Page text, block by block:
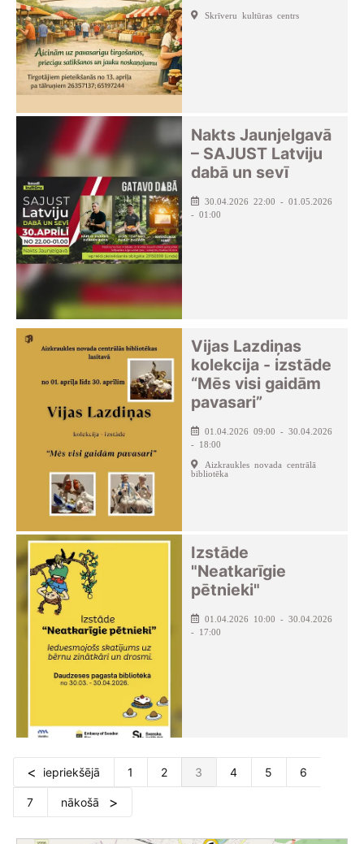
Skrīveru kultūras centrs
Nakts Jaunjelgavā
– SAJUST Latviju
dabā un sevī
30.04.2026 22:00 - 01.05.2026
- 01:00
Vijas Lazdiņas
kolekcija - izstāde
“Mēs visi gaidām
pavasari”
01.04.2026 09:00 - 30.04.2026
- 18:00
Aizkraukles novada centrālā
bibliotēka
Izstāde
"Neatkarīgie
pētnieki"
01.04.2026 10:00 - 30.04.2026
- 17:00
iepriekšējā 1 2 3 4 5 6
7 nākošā